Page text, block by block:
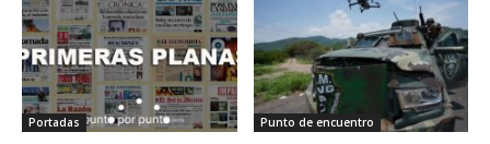
Portadas Punto de encuentro